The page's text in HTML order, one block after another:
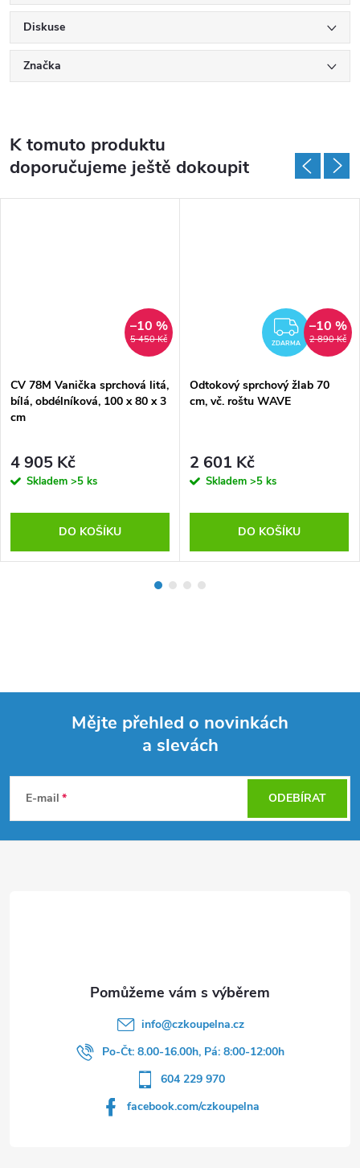
Diskuse
Značka
K tomuto produktu
doporučujeme ještě dokoupit
5 450 Kč
–10 %
CV 78M Vanička sprchová litá,
bílá, obdélníková, 100 x 80 x 3
cm
4 905 Kč
Skladem >5 ks
DO KOŠÍKU
ZDARMA 2 890 Kč
–10 %
Odtokový sprchový žlab 70
cm, vč. roštu WAVE
2 601 Kč
Skladem >5 ks
DO KOŠÍKU
p
Mějte přehled o novinkách
a slevách
E-mail ODEBÍRAT
info@czkoupelna.cz
Po-Čt: 8.00-16.00h, Pá: 8:00-12:00h
604 229 970
facebook.com/czkoupelna